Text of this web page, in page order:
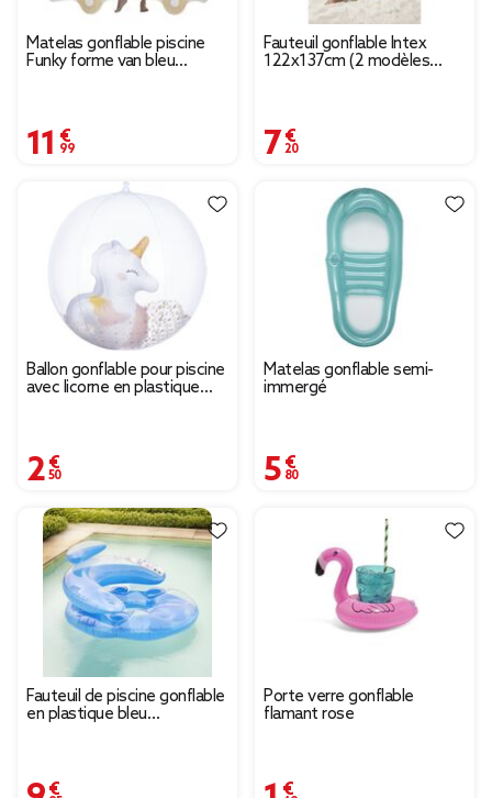
Matelas gonflable piscine
Funky forme van bleu
11,99 €
Fauteuil gonflable Intex
122x137cm (2 modèles
7,20 €
Ballon gonflable pour piscine
avec licorne en plastique
2,50 €
Matelas gonflable semi-
immergé
5,80 €
Fauteuil de piscine gonflable
en plastique bleu
9,95 €
Porte verre gonflable
flamant rose
1,49 €